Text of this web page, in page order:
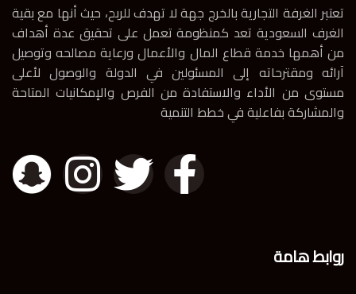
تعتبر الغرفة التجارية بالخرج جهة لا تهدف للربح، حيث أنها مع بقية
الغرف السعودية تعد كمنظومة تعمل على تحقيق عدة أهداف
من أهمها خدمة قطاع المال والأعمال ورعاية مصالحه وتوصيل
آرائه ومقترحاته إلى المسئولين في الدولة والوصول لأعلى
مستوى من الأداء والاستفادة من الفرص والإمكانيات المتاحة
والمشاركة بفاعلية في خطط التنمية
روابط هامة